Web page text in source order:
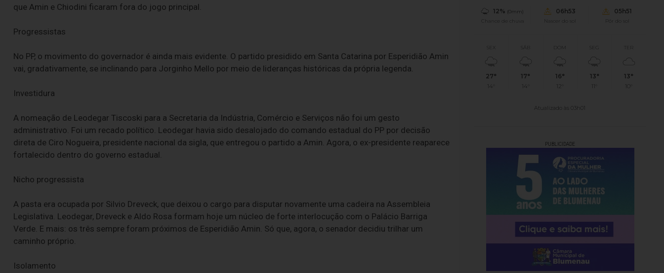
que Amin e Chiodini ficaram fora do jogo principal.
Progressistas
No PP, o movimento do governador é ainda mais evidente. O partido presidido em Santa Catarina por Esperidião Amin
vai, gradativamente, se inclinando para Jorginho Mello por meio de lideranças históricas da própria legenda.
Investidura
A nomeação de Leodegar Tiscoski para a Secretaria da Indústria, Comércio e Serviços não foi um gesto
administrativo. Foi um recado político. Leodegar havia sido desalojado do comando estadual do PP por decisão
direta de Ciro Nogueira, presidente nacional da sigla, que entregou o partido a Amin. Agora, o ex-presidente reaparece
fortalecido dentro do governo estadual.
Nicho progressista
A pasta era ocupada por Silvio Dreveck, que deixou o cargo para disputar novamente uma cadeira na Assembleia
Legislativa. Leodegar, Dreveck e Aldo Rosa formam hoje um núcleo de forte interlocução com o Palácio Barriga
Verde. E mais: os três sempre foram próximos de Esperidião Amin. Só que, agora, o senador decidiu trilhar um
caminho próprio.
Isolamento
12% (0mm)
Chance de chuva
06h53
Nascer do sol
05h51
Pôr do sol
SEX
27°
14°
SÁB
17°
14°
DOM
16°
12°
13°
11°
TER
13°
10°
Atualizado às 03h01
PUBLICIDADE